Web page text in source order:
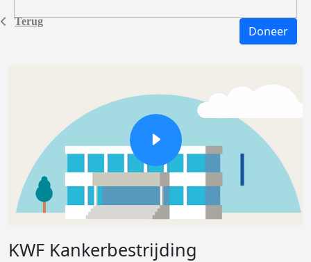
Terug
Doneer
KWF Kankerbestrijding